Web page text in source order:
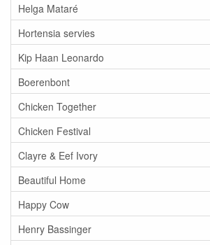
Helga Mataré
Hortensia servies
Kip Haan Leonardo
Boerenbont
Chicken Together
Chicken Festival
Clayre & Eef Ivory
Beautiful Home
Happy Cow
Henry Bassinger